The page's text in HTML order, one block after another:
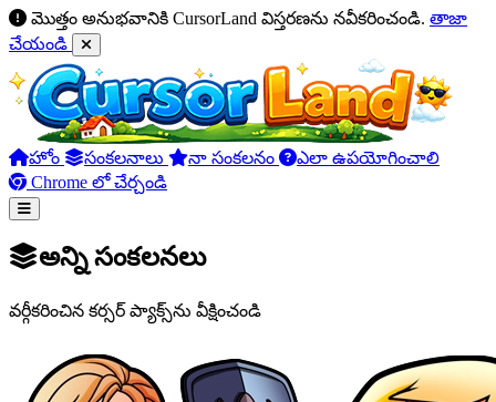
మొత్తం అనుభవానికి CursorLand విస్తరణను నవీకరించండి. తాజా
చేయండి
హోం సంకలనాలు నా సంకలనం
ఎలా ఉపయోగించాలి
Chrome లో చేర్చండి
అన్ని సంకలనలు
వర్గీకరించిన కర్సర్ ప్యాక్స్‌ను వీక్షించండి